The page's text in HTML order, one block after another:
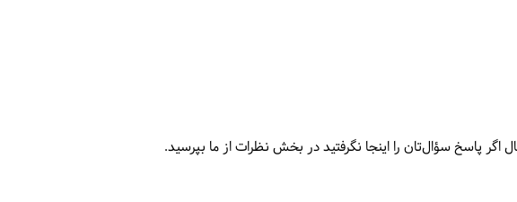
اگر پاسخ سؤال‌تان را اینجا نگرفتید در بخش نظرات از ما بپرسید.